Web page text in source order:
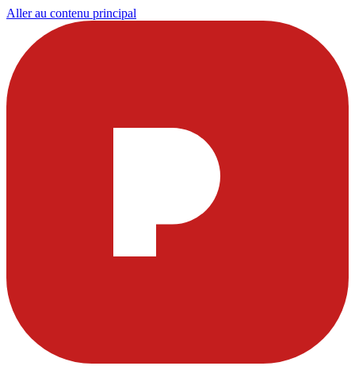
Aller au contenu principal